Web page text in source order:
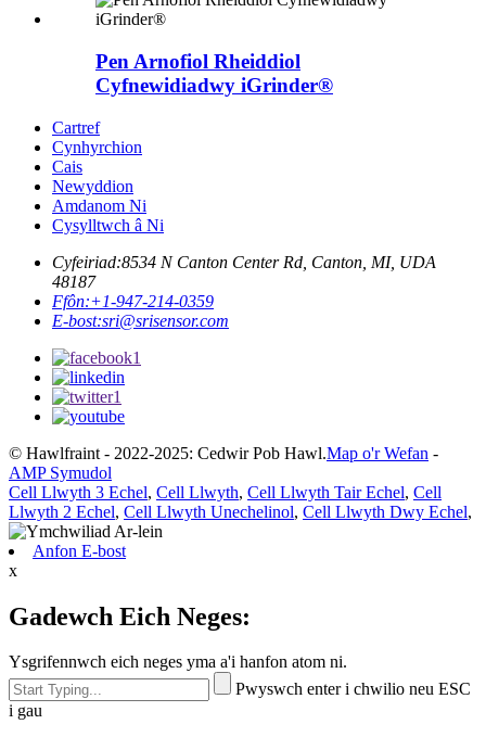
Pen Arnofiol Rheiddiol
Cyfnewidiadwy iGrinder®
Cartref
Cynhyrchion
Cais
Newyddion
Amdanom Ni
Cysylltwch â Ni
Cyfeiriad:8534 N Canton Center Rd, Canton, MI, UDA
48187
Ffôn:+1-947-214-0359
E-bost:sri@srisensor.com
© Hawlfraint - 2022-2025: Cedwir Pob Hawl.Map o'r Wefan -
AMP Symudol
Cell Llwyth 3 Echel, Cell Llwyth, Cell Llwyth Tair Echel, Cell
Llwyth 2 Echel, Cell Llwyth Unechelinol, Cell Llwyth Dwy Echel,
Anfon E-bost
x
Gadewch Eich Neges:
Ysgrifennwch eich neges yma a'i hanfon atom ni.
Pwyswch enter i chwilio neu ESC
i gau